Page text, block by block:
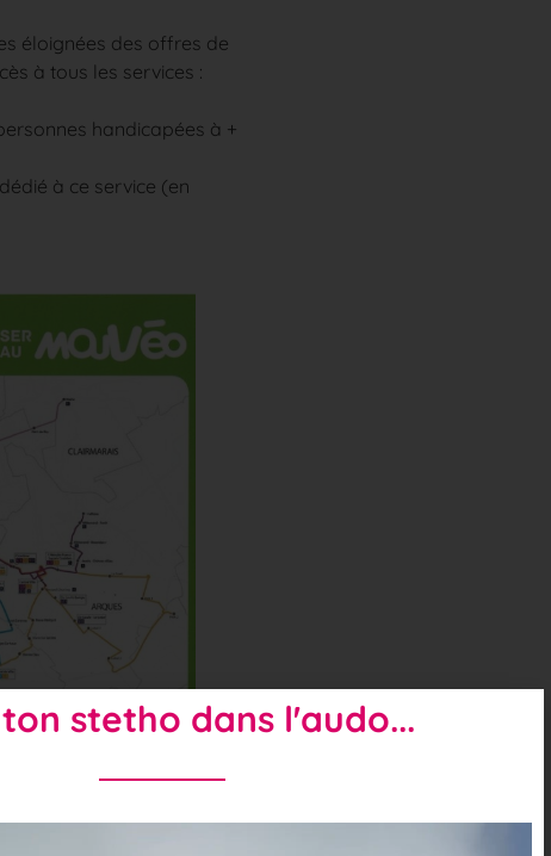
éloignées des offres de
à tous les services :
handicapées à +
dédié à ce service (en
ton stetho dans l'audo...